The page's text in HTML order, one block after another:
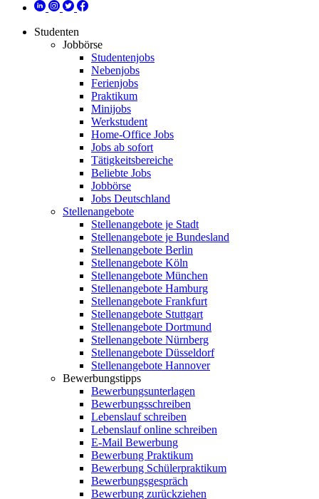
Studenten
Jobbörse
Studentenjobs
Nebenjobs
Ferienjobs
Praktikum
Minijobs
Werkstudent
Home-Office Jobs
Jobs ab sofort
Tätigkeitsbereiche
Beliebte Jobs
Jobbörse
Jobs Deutschland
Stellenangebote
Stellenangebote je Stadt
Stellenangebote je Bundesland
Stellenangebote Berlin
Stellenangebote Köln
Stellenangebote München
Stellenangebote Hamburg
Stellenangebote Frankfurt
Stellenangebote Stuttgart
Stellenangebote Dortmund
Stellenangebote Nürnberg
Stellenangebote Düsseldorf
Stellenangebote Hannover
Bewerbungstipps
Bewerbungsunterlagen
Bewerbungsschreiben
Lebenslauf schreiben
Lebenslauf online schreiben
E-Mail Bewerbung
Bewerbung Praktikum
Bewerbung Schülerpraktikum
Bewerbungsgespräch
Bewerbung zurückziehen